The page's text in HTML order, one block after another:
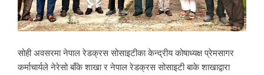
सोही अवसरमा नेपाल रेडक्रस सोसाइटीका केन्द्रीय कोषाध्यक्ष प्रेमसागर
कर्माचार्यले नेरेसो बाँके शाखा र नेपाल रेडक्रस सोसाइटी बाके शाखाद्वारा